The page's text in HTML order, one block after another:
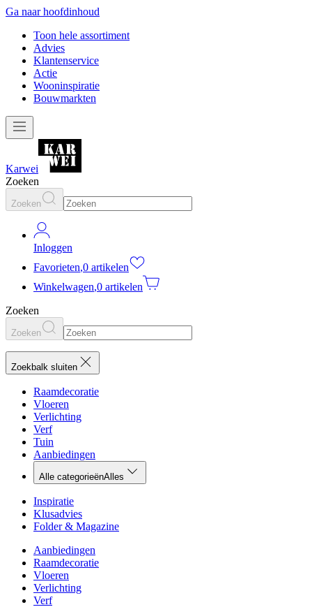
Ga naar hoofdinhoud
Toon hele assortiment
Advies
Klantenservice
Actie
Wooninspiratie
Bouwmarkten
Karwei
Zoeken
Zoeken
Inloggen
Favorieten,0 artikelen
Winkelwagen,0 artikelen
Zoeken
Zoeken
Zoekbalk sluiten
Raamdecoratie
Vloeren
Verlichting
Verf
Tuin
Aanbiedingen
Alle categorieënAlles
Inspiratie
Klusadvies
Folder & Magazine
Aanbiedingen
Raamdecoratie
Vloeren
Verlichting
Verf